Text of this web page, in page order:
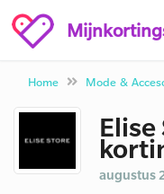
Home Mode &
augustus